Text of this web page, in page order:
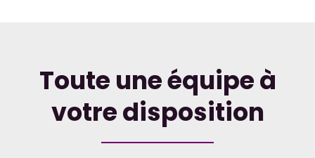
Toute une équipe à
votre disposition